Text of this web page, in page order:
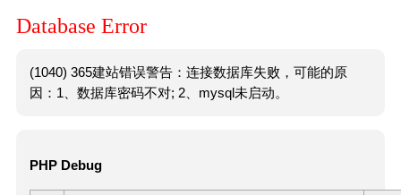
Database Error
(1040) 365建站错误警告：连接数据库失败，可能的原
因：1、数据库密码不对; 2、mysql未启动。
PHP Debug